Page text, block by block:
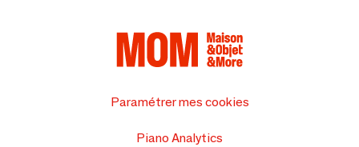
Paramétrer mes cookies
Piano Analytics